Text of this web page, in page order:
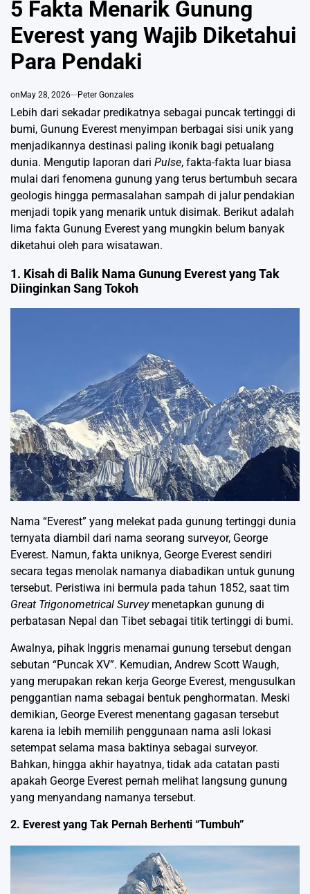
5 Fakta Menarik Gunung
Everest yang Wajib Diketahui
Para Pendaki
onMay 28, 2026 Peter Gonzales
Lebih dari sekadar predikatnya sebagai puncak tertinggi di
bumi, Gunung Everest menyimpan berbagai sisi unik yang
menjadikannya destinasi paling ikonik bagi petualang
dunia. Mengutip laporan dari Pulse, fakta-fakta luar biasa
mulai dari fenomena gunung yang terus bertumbuh secara
geologis hingga permasalahan sampah di jalur pendakian
menjadi topik yang menarik untuk disimak. Berikut adalah
lima fakta Gunung Everest yang mungkin belum banyak
diketahui oleh para wisatawan.
1. Kisah di Balik Nama Gunung Everest yang Tak
Diinginkan Sang Tokoh
Nama “Everest” yang melekat pada gunung tertinggi dunia
ternyata diambil dari nama seorang surveyor, George
Everest. Namun, fakta uniknya, George Everest sendiri
secara tegas menolak namanya diabadikan untuk gunung
tersebut. Peristiwa ini bermula pada tahun 1852, saat tim
Great Trigonometrical Surveymenetapkan gunung di
perbatasan Nepal dan Tibet sebagai titik tertinggi di bumi.
Awalnya, pihak Inggris menamai gunung tersebut dengan
sebutan “Puncak XV”. Kemudian, Andrew Scott Waugh,
yang merupakan rekan kerja George Everest, mengusulkan
penggantian nama sebagai bentuk penghormatan. Meski
demikian, George Everest menentang gagasan tersebut
karena ia lebih memilih penggunaan nama asli lokasi
setempat selama masa baktinya sebagai surveyor.
Bahkan, hingga akhir hayatnya, tidak ada catatan pasti
apakah George Everest pernah melihat langsung gunung
yang menyandang namanya tersebut.
2. Everest yang Tak Pernah Berhenti “Tumbuh”